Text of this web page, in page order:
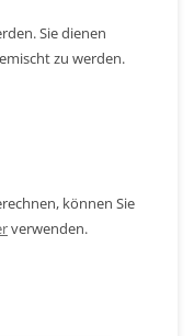
Sie dienen
zu werden.
können Sie
verwenden.